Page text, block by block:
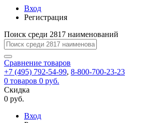
регистрации.
Ок
Запомнить
меня
Забыли
ссылку
на
указанный
электронный
адрес,
перейдя
по
которой
вы
новый
ссылка.
Перейдите
по
для
смены
пароля.
Сменить
Войти
Сообщение
пользовательского
соглашения
Вход
Регистрация
Поиск среди 2817 наименований
Сравнение товаров
+7 (495) 792-54-99, 8-800-700-23-23
0 товаров 0 руб.
Скидка
0 руб.
Вход